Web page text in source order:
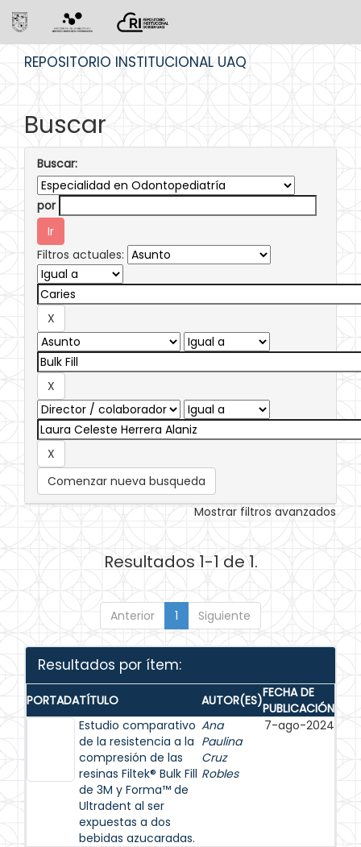
REPOSITORIO INSTITUCIONAL UAQ
Buscar
Buscar:
por
Filtros actuales:
Comenzar nueva busqueda
Mostrar filtros avanzados
Resultados 1-1 de 1.
Anterior 1 Siguiente
Resultados por ítem:
PORTADATÍTULO AUTOR(ES)FECHA DE
PUBLICACIÓN
Estudio comparativo
de la resistencia a la
compresión de las
resinas Filtek® Bulk Fill
de 3M y Forma™ de
Ultradent al ser
expuestas a dos
bebidas azucaradas.
Ana
Paulina
Cruz
Robles
7-ago-2024